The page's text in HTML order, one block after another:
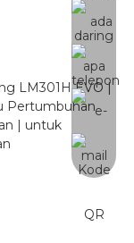
LM301H EVO |
Pertumbuhan
| untuk